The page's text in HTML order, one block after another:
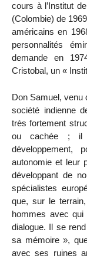
cours à l’Institut
(Colombie) de
américains en
personnalités
demande en
Cristobal, un «
Don Samuel, venu
société indienne
très fortement
ou cachée ; il
développement,
autonomie et leur
développant de
spécialistes
que, sur le
hommes avec qui
dialogue. Il se
sa mémoire »,
avec ses ruines